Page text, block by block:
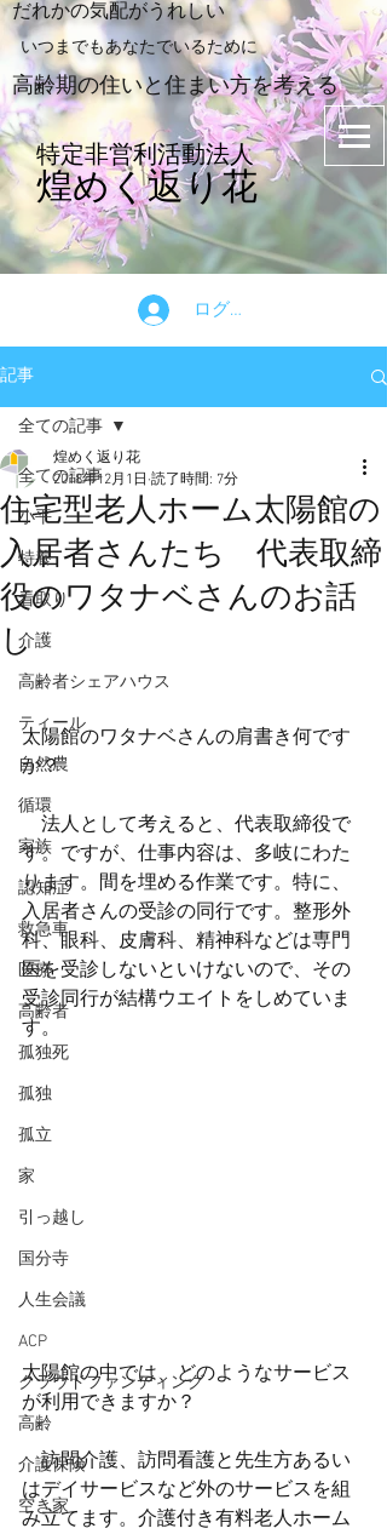
​だれかの気配がうれしい
​いつまでもあなたでいるために
​高齢期の住いと住まい方を考える
特定非営利活動法人
煌めく返り花
ログイン
記事
全ての記事
小平
特養
看取り
介護
高齢者シェアハウス
ティール
自然農
循環
家族
認知症
救急車
医療
高齢者
孤独死
孤独
孤立
家
引っ越し
国分寺
人生会議
ACP
クラウドファンディング
高齢
介護保険
空き家
全ての記事
住宅型老人ホーム太陽館の
入居者さんたち 代表取締
役のワタナベさんのお話
し
煌めく返り花
2018年12月1日 読了時間: 7分
太陽館のワタナベさんの肩書き何です
か？
法人として考えると、代表取締役で
す。ですが、仕事内容は、多岐にわた
ります。間を埋める作業です。特に、
入居者さんの受診の同行です。整形外
科、眼科、皮膚科、精神科などは専門
医を受診しないといけないので、その
受診同行が結構ウエイトをしめていま
す。
太陽館の中では、どのようなサービス
が利用できますか？
訪問介護、訪問看護と先生方あるい
はデイサービスなど外のサービスを組
み立てます。介護付き有料老人ホーム